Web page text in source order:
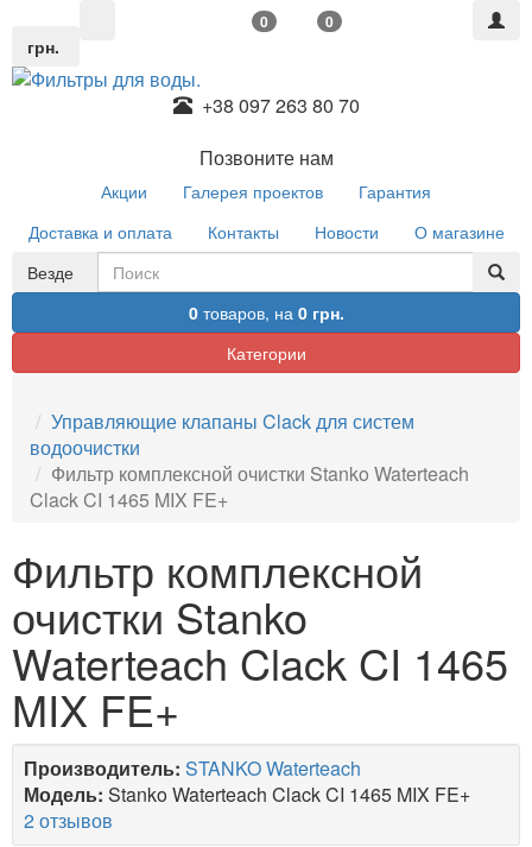
грн.
0 0
+38 097 263 80 70
Позвоните нам
Акции Галерея проектов
Гарантия
Доставка и оплата
Контакты Новости
О магазине
Везде
0товаров, на 0 грн.
Категории
Управляющие клапаны Clack для систем
водоочистки
Фильтр комплексной очистки Stanko Waterteach
Clack CI 1465 MIX FE+
Фильтр комплексной
очистки Stanko
Waterteach Clack CI 1465
MIX FE+
Производитель: STANKO Waterteach
Модель: Stanko Waterteach Clack CI 1465 MIX FE+
2 отзывов